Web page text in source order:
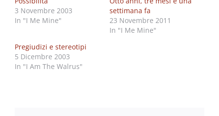
3 Novembre 2003
In "I Me Mine"
settimana fa
23 Novembre 2011
In "I Me Mine"
Pregiudizi e stereotipi
5 Dicembre 2003
In "I Am The Walrus"